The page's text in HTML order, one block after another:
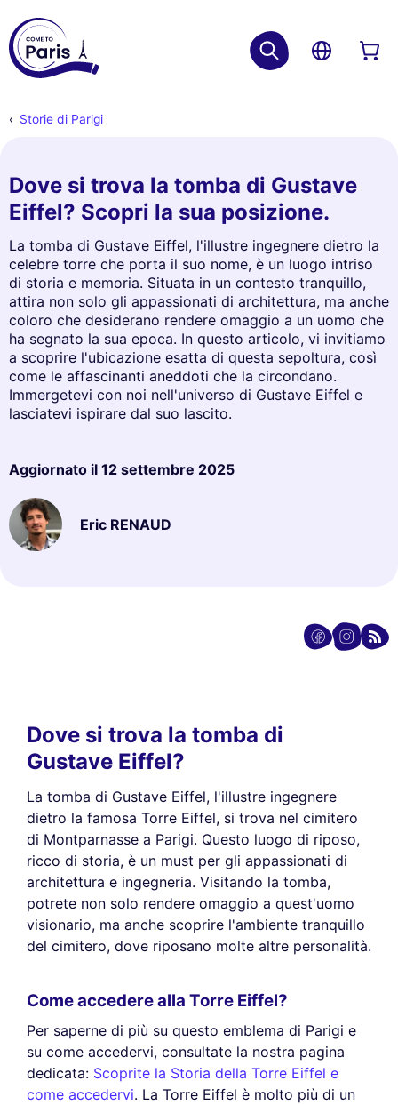
Storie di Parigi
Dove si trova la tomba di Gustave
Eiffel? Scopri la sua posizione.
La tomba di Gustave Eiffel, l'illustre ingegnere dietro la
celebre torre che porta il suo nome, è un luogo intriso
di storia e memoria. Situata in un contesto tranquillo,
attira non solo gli appassionati di architettura, ma anche
coloro che desiderano rendere omaggio a un uomo che
ha segnato la sua epoca. In questo articolo, vi invitiamo
a scoprire l'ubicazione esatta di questa sepoltura, così
come le affascinanti aneddoti che la circondano.
Immergetevi con noi nell'universo di Gustave Eiffel e
lasciatevi ispirare dal suo lascito.
Aggiornato il 12 settembre 2025
Eric RENAUD
Dove si trova la tomba di
Gustave Eiffel?
La tomba di Gustave Eiffel, l'illustre ingegnere
dietro la famosa Torre Eiffel, si trova nel cimitero
di Montparnasse a Parigi. Questo luogo di riposo,
ricco di storia, è un must per gli appassionati di
architettura e ingegneria. Visitando la tomba,
potrete non solo rendere omaggio a quest'uomo
visionario, ma anche scoprire l'ambiente tranquillo
del cimitero, dove riposano molte altre personalità.
Come accedere alla Torre Eiffel?
Per saperne di più su questo emblema di Parigi e
su come accedervi, consultate la nostra pagina
dedicata: Scoprite la Storia della Torre Eiffel e
come accedervi. La Torre Eiffel è molto più di un